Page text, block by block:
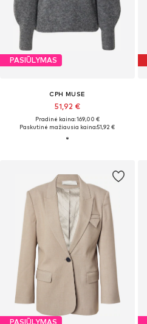
PASIŪLYMAS
CPH MUSE
51,92 €
Pradinė kaina: 169,00 €
Paskutinė mažiausia kaina:51,92 €
PASIŪLYMAS